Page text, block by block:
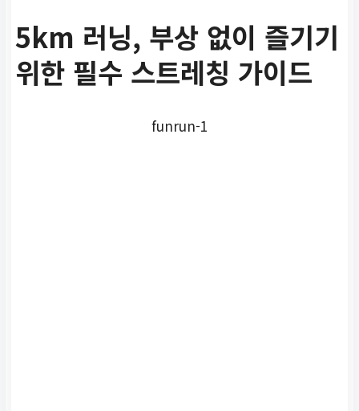
스트레칭 후에는 충분한 단
백질 섭취와 수면을 통해 근
다.
5km 러닝, 부상 없이 즐기기
위한 필수 스트레칭 가이드
funrun-1